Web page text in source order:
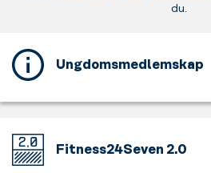
du.
Ungdomsmedlemskap
gym
ett
ungdomsmedlemskap
Fitness24Seven 2.0